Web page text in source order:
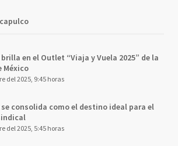
en el Outlet “Viaja y Vuela 2025” de la
México
del 2025, 9:45 horas
consolida como el destino ideal para el
del 2025, 5:45 horas